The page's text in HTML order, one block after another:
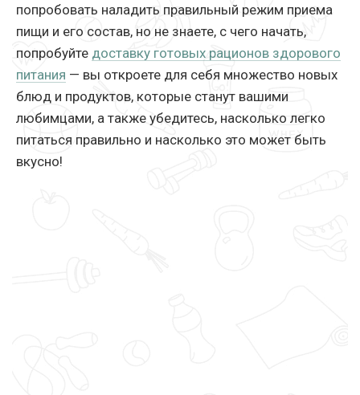
попробовать наладить правильный режим приема
пищи и его состав, но не знаете, с чего начать,
попробуйте доставку готовых рационов здорового
питания — вы откроете для себя множество новых
блюд и продуктов, которые станут вашими
любимцами, а также убедитесь, насколько легко
питаться правильно и насколько это может быть
вкусно!